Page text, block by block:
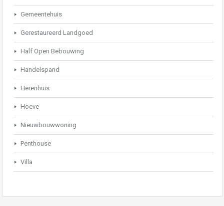
Gemeentehuis
Gerestaureerd Landgoed
Half Open Bebouwing
Handelspand
Herenhuis
Hoeve
Nieuwbouwwoning
Penthouse
Villa